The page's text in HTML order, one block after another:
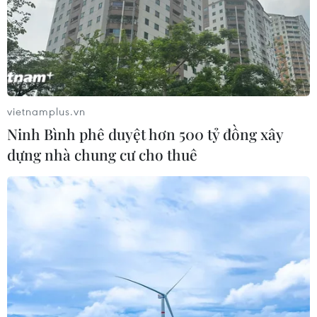
Mãn nhãn đêm khai mạc Liên hoan
quốc tế võ cổ truyền Việt Nam 2026
02/08/2026 22:41
Đội tuyển Futsal Việt Nam giành
chiến thắng đậm tại giải đấu ở Thái
Lan
02/08/2026 22:40
Nhận định Việt Nam vs Indonesia:
Chờ kỳ tích ngay tại 'chảo lửa'
Pakansari
02/08/2026 14:04
vietnamplus.vn
Ninh Bình phê duyệt hơn 500 tỷ đồng xây
dựng nhà chung cư cho thuê